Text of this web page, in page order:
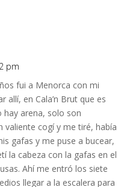
pm
fui a Menorca con mi
allí, en Cala’n Brut que es
hay arena, solo son
cogí y me tiré, había
gafas y me puse a bucear,
la cabeza con la gafas en el
Ahí me entró los siete
llegar a la escalera para